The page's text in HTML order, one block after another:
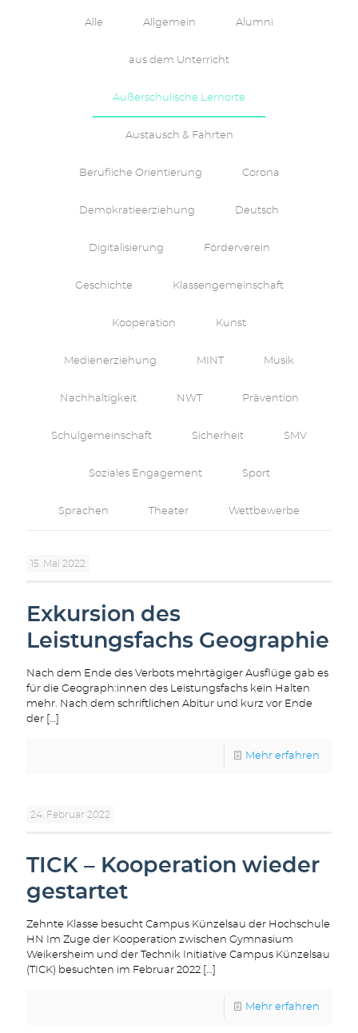
Alle Allgemein Alumni
aus dem Unterricht
Außerschulische Lernorte
Austausch & Fahrten
Berufliche Orientierung Corona
Demokratieerziehung Deutsch
Digitalisierung Förderverein
Geschichte Klassengemeinschaft
Kooperation Kunst
Medienerziehung MINT Musik
Nachhaltigkeit NWT Prävention
Schulgemeinschaft Sicherheit SMV
Soziales Engagement Sport
Sprachen Theater Wettbewerbe
15. Mai 2022
Exkursion des
Leistungsfachs Geographie
Nach dem Ende des Verbots mehrtägiger Ausflüge gab es
für die Geograph:innen des Leistungsfachs kein Halten
mehr. Nach dem schriftlichen Abitur und kurz vor Ende
der […]
Mehr erfahren
24. Februar 2022
TICK – Kooperation wieder
gestartet
Zehnte Klasse besucht Campus Künzelsau der Hochschule
HN Im Zuge der Kooperation zwischen Gymnasium
Weikersheim und der Technik Initiative Campus Künzelsau
(TICK) besuchten im Februar 2022 […]
Mehr erfahren